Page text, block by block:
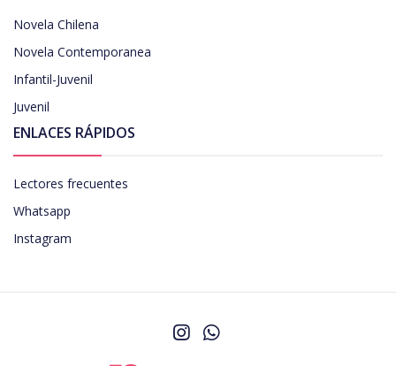
Novela Chilena
Novela Contemporanea
Infantil-Juvenil
Juvenil
ENLACES RÁPIDOS
Lectores frecuentes
Whatsapp
Instagram